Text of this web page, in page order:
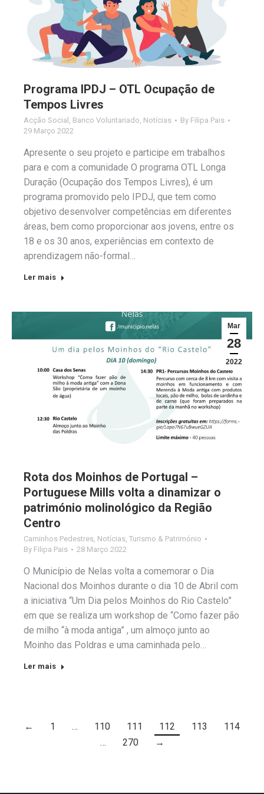
Programa IPDJ – OTL Ocupação de
Tempos Livres
Acção Social , Banco Voluntariado, Notícias By Filipa Pais
29 Março 2022
Apresente o seu projeto e participe em trabalhos
para e com a comunidade O programa OTL Longa
Duração (Ocupação dos Tempos Livres), é um
programa promovido pelo IPDJ, que tem como
objetivo desenvolver competências em diferentes
áreas, bem como proporcionar aos jovens, entre os
18 e os 30 anos, experiências em contexto de
aprendizagem não-formal…
Ler mais
Mar
28
2022
Rota dos Moinhos de Portugal –
Portuguese Mills volta a dinamizar o
património molinológico da Região
Centro
Caminhos Pedestres, Notícias, Turismo & Património
By Filipa Pais 28 Março 2022
O Município de Nelas volta a comemorar o Dia
Nacional dos Moinhos durante o dia 10 de Abril com
a iniciativa “Um Dia pelos Moinhos do Rio Castelo”
em que se realiza um workshop de “Como fazer pão
de milho “à moda antiga” , um almoço junto ao
Moinho das Poldras e uma caminhada pelo…
Ler mais
← 1 … 110 111 112 113
114
…
270 →